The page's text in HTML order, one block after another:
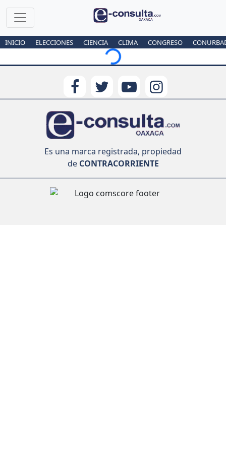
INICIO ELECCIONES CIENCIA CLIMA CONGRESO
Loading...
Es una marca registrada, propiedad
deCONTRACORRIENTE